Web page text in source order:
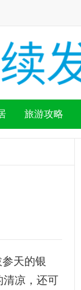
旅游攻略
天的银
清凉，还可